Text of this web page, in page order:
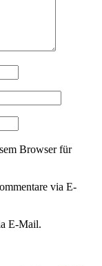
Browser für
via E-
E-Mail.